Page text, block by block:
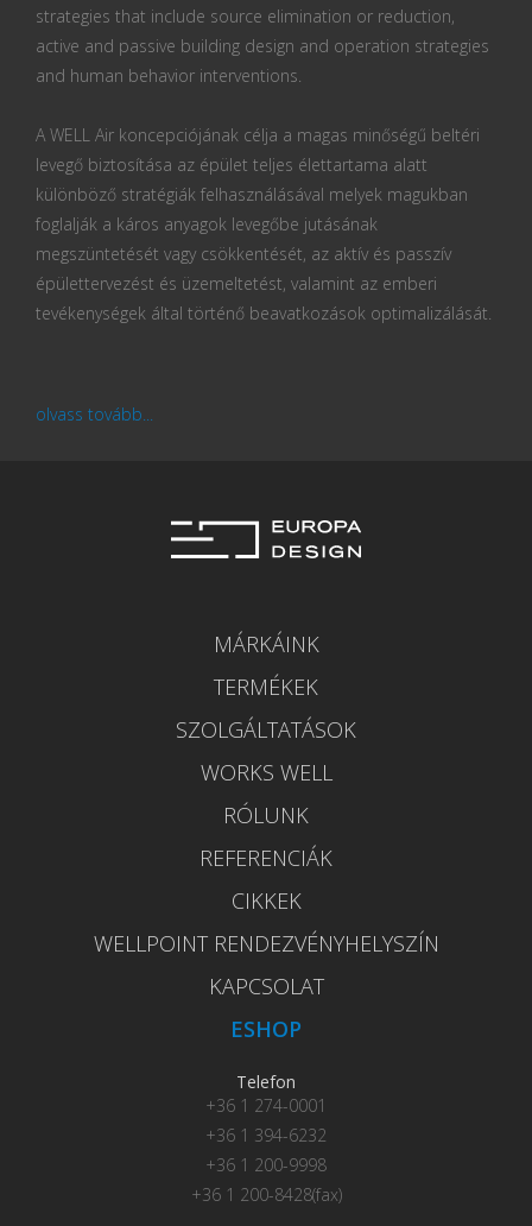
strategies that include source elimination or reduction,
active and passive building design and operation strategies
and human behavior interventions.
A WELL Air koncepciójának célja a magas minőségű beltéri
levegő biztosítása az épület teljes élettartama alatt
különböző stratégiák felhasználásával melyek magukban
foglalják a káros anyagok levegőbe jutásának
megszüntetését vagy csökkentését, az aktív és passzív
épülettervezést és üzemeltetést, valamint az emberi
tevékenységek által történő beavatkozások optimalizálását.
olvass tovább...
MÁRKÁINK
TERMÉKEK
SZOLGÁLTATÁSOK
WORKS WELL
RÓLUNK
REFERENCIÁK
CIKKEK
WELLPOINT RENDEZVÉNYHELYSZÍN
KAPCSOLAT
ESHOP
Telefon
+36 1 274-0001
+36 1 394-6232
+36 1 200-9998
+36 1 200-8428(fax)